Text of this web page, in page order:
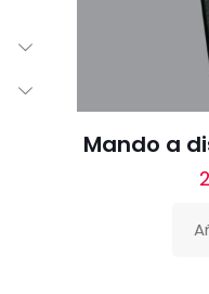
Mando a